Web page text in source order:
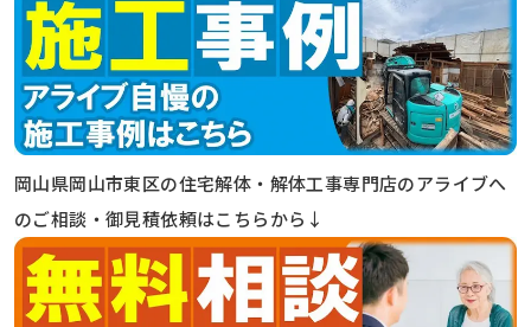
岡山県岡山市東区の住宅解体・解体工事専門店のアライブへ
のご相談・御見積依頼はこちらから↓